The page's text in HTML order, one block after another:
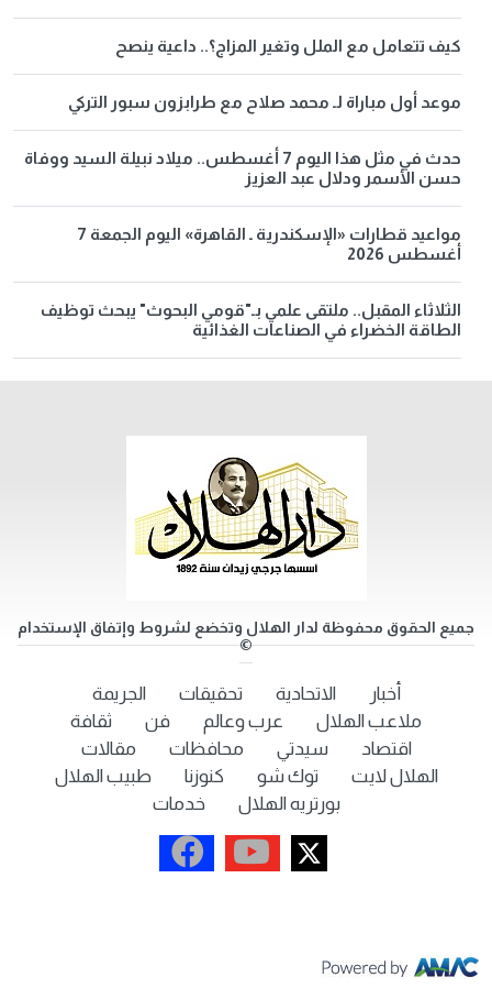
كيف تتعامل مع الملل وتغير المزاج؟.. داعية ينصح
موعد أول مباراة لـ محمد صلاح مع طرابزون سبور التركي
حدث في مثل هذا اليوم 7 أغسطس.. ميلاد نبيلة السيد ووفاة
حسن الأسمر ودلال عبد العزيز
مواعيد قطارات «الإسكندرية ـ القاهرة» اليوم الجمعة 7
أغسطس 2026
الثلاثاء المقبل.. ملتقى علمي بـ"قومي البحوث" يبحث توظيف
الطاقة الخضراء في الصناعات الغذائية
جميع الحقوق محفوظة لدار الهلال وتخضع لشروط وإتفاق الإستخدام
©
أخبار الاتحادية تحقيقات
الجريمة
ملاعب الهلال
عرب وعالم فن
ثقافة
اقتصاد
سيدتي محافظات
مقالات
الهلال لايت
توك شو كنوزنا
طبيب الهلال
بورتريه الهلال
خدمات